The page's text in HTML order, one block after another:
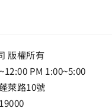
版權所有
PM 1:00~5:00
萊路10號